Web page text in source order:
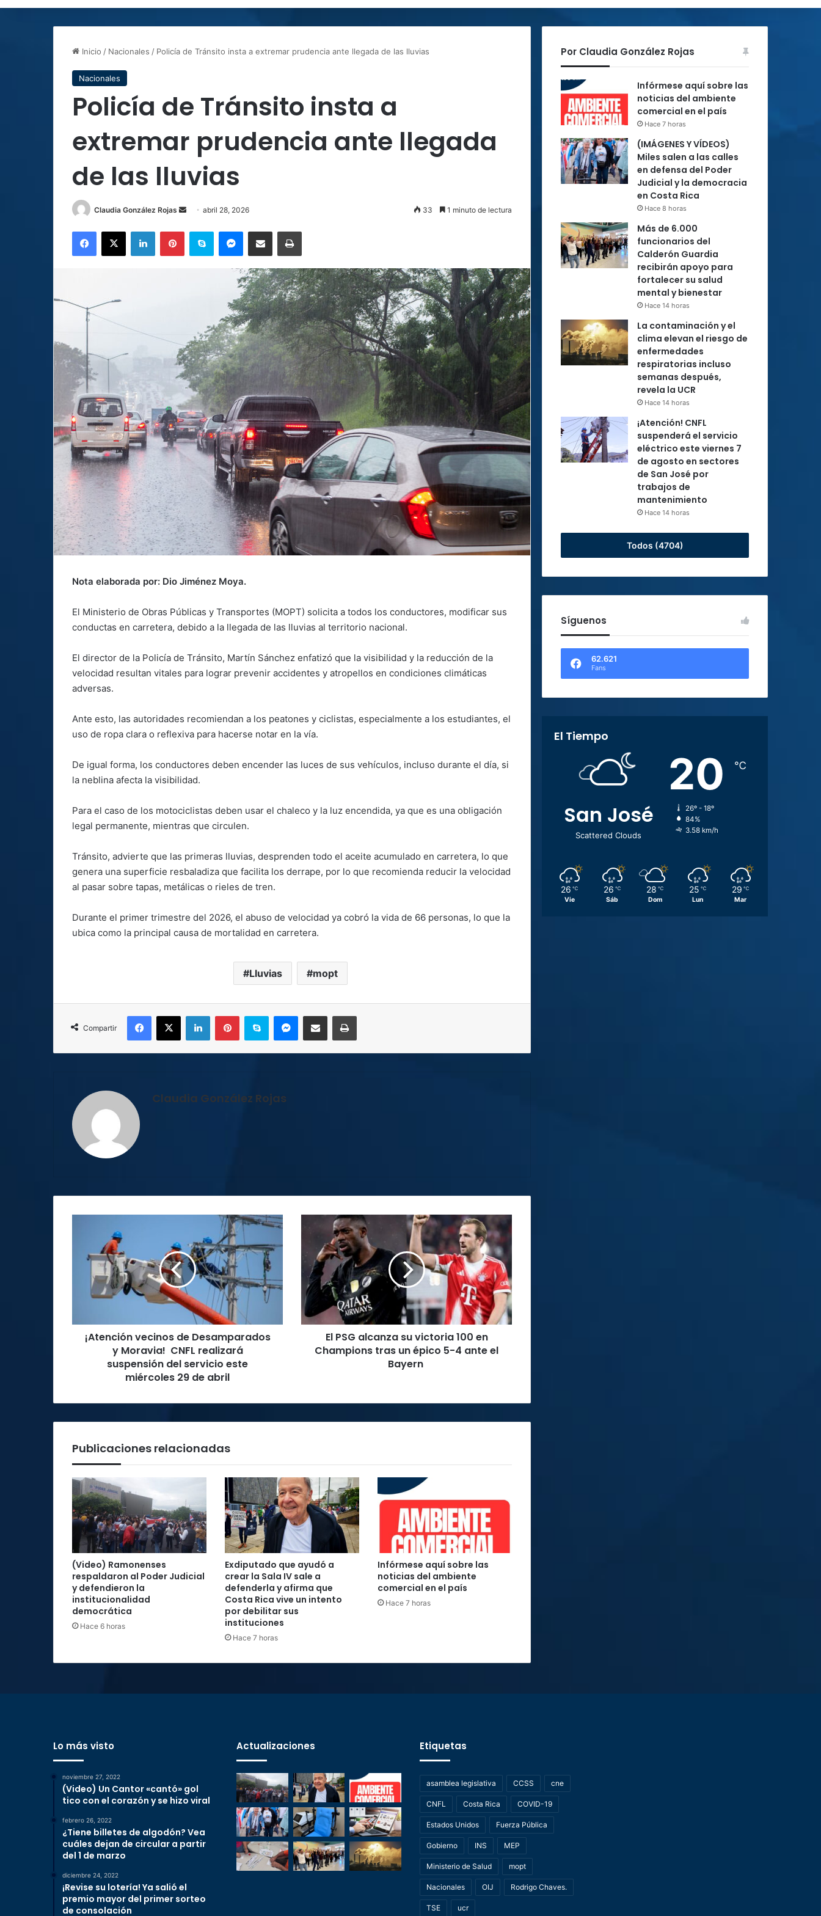
Inicio / Nacionales / Policía de Tránsito insta a extremar prudencia ante llegada de las lluvias
Nacionales
Policía de Tránsito insta a
extremar prudencia ante llegada
de las lluvias
Claudia González Rojas
Send
email
abril 28, 2026 33 1 minuto de lectura
Facebook
X LinkedInPinterestSkype MessengerCompartir por correo electrónicoImprimir
Nota elaborada por: Dio Jiménez Moya.
El Ministerio de Obras Públicas y Transportes (MOPT) solicita a todos los conductores, modificar sus
conductas en carretera, debido a la llegada de las lluvias al territorio nacional.
El director de la Policía de Tránsito, Martín Sánchez enfatizó que la visibilidad y la reducción de la
velocidad resultan vitales para lograr prevenir accidentes y atropellos en condiciones climáticas
adversas.
Ante esto, las autoridades recomiendan a los peatones y ciclistas, especialmente a los estudiantes, el
uso de ropa clara o reflexiva para hacerse notar en la vía.
De igual forma, los conductores deben encender las luces de sus vehículos, incluso durante el día, si
la neblina afecta la visibilidad.
Para el caso de los motociclistas deben usar el chaleco y la luz encendida, ya que es una obligación
legal permanente, mientras que circulen.
Tránsito, advierte que las primeras lluvias, desprenden todo el aceite acumulado en carretera, lo que
genera una superficie resbaladiza que facilita los derrape, por lo que recomienda reducir la velocidad
al pasar sobre tapas, metálicas o rieles de tren.
Durante el primer trimestre del 2026, el abuso de velocidad ya cobró la vida de 66 personas, lo que la
ubica como la principal causa de mortalidad en carretera.
Lluvias mopt
Compartir
Facebook
X LinkedInPinterestSkype MessengerCompartir por correo electrónicoImprimir
Claudia González Rojas
Desamparados
Moravia!
CNFL
suspensión
¡Atención vecinos de Desamparados
y Moravia! CNFL realizará
suspensión del servicio este
miércoles 29 de abril
alcanza
su
victoria
100
en
Champions
tras
épico
El PSG alcanza su victoria 100 en
Champions tras un épico 5-4 ante el
Bayern
Publicaciones relacionadas
(Video) Ramonenses
respaldaron al Poder Judicial
y defendieron la
institucionalidad
democrática
Hace 6 horas
Exdiputado que ayudó a
crear la Sala IV sale a
defenderla y afirma que
Costa Rica vive un intento
por debilitar sus
instituciones
Hace 7 horas
Infórmese aquí sobre las
noticias del ambiente
comercial en el país
Hace 7 horas
Por Claudia González Rojas
Infórmese aquí sobre las
noticias del ambiente
comercial en el país
Hace 7 horas
(IMÁGENES Y VÍDEOS)
Miles salen a las calles
en defensa del Poder
Judicial y la democracia
en Costa Rica
Hace 8 horas
Más de 6.000
funcionarios del
Calderón Guardia
recibirán apoyo para
fortalecer su salud
mental y bienestar
Hace 14 horas
La contaminación y el
clima elevan el riesgo de
enfermedades
respiratorias incluso
semanas después,
revela la UCR
Hace 14 horas
¡Atención! CNFL
suspenderá el servicio
eléctrico este viernes 7
de agosto en sectores
de San José por
trabajos de
mantenimiento
Hace 14 horas
Todos (4704)
Síguenos
62.621
Fans
El Tiempo
San José
Scattered Clouds
20 ℃
26º - 18º
84%
3.58 km/h
26 ℃
Vie
26 ℃
Sáb
28 ℃
Dom
25 ℃
Lun
29 ℃
Mar
Lo más visto
noviembre 27, 2022
(Video) Un Cantor «cantó» gol
tico con el corazón y se hizo viral
febrero 26, 2022
¿Tiene billetes de algodón? Vea
cuáles dejan de circular a partir
del 1 de marzo
diciembre 24, 2022
¡Revise su lotería! Ya salió el
premio mayor del primer sorteo
de consolación
Actualizaciones Etiquetas
asamblea legislativa CCSS cne
CNFL Costa Rica COVID-19
Estados Unidos Fuerza Pública
Gobierno INS MEP
Ministerio de Salud mopt
Nacionales OIJ Rodrigo Chaves.
TSE ucr